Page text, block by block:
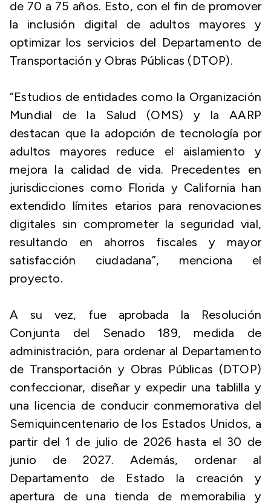
de 70 a 75 años. Esto, con el fin de promover
la inclusión digital de adultos mayores y
optimizar los servicios del Departamento de
Transportación y Obras Públicas (DTOP).
“Estudios de entidades como la Organización
Mundial de la Salud (OMS) y la AARP
destacan que la adopción de tecnología por
adultos mayores reduce el aislamiento y
mejora la calidad de vida. Precedentes en
jurisdicciones como Florida y California han
extendido límites etarios para renovaciones
digitales sin comprometer la seguridad vial,
resultando en ahorros fiscales y mayor
satisfacción ciudadana”, menciona el
proyecto.
A su vez, fue aprobada la Resolución
Conjunta del Senado 189, medida de
administración, para ordenar al Departamento
de Transportación y Obras Públicas (DTOP)
confeccionar, diseñar y expedir una tablilla y
una licencia de conducir conmemorativa del
Semiquincentenario de los Estados Unidos, a
partir del 1 de julio de 2026 hasta el 30 de
junio de 2027. Además, ordenar al
Departamento de Estado la creación y
apertura de una tienda de memorabilia y